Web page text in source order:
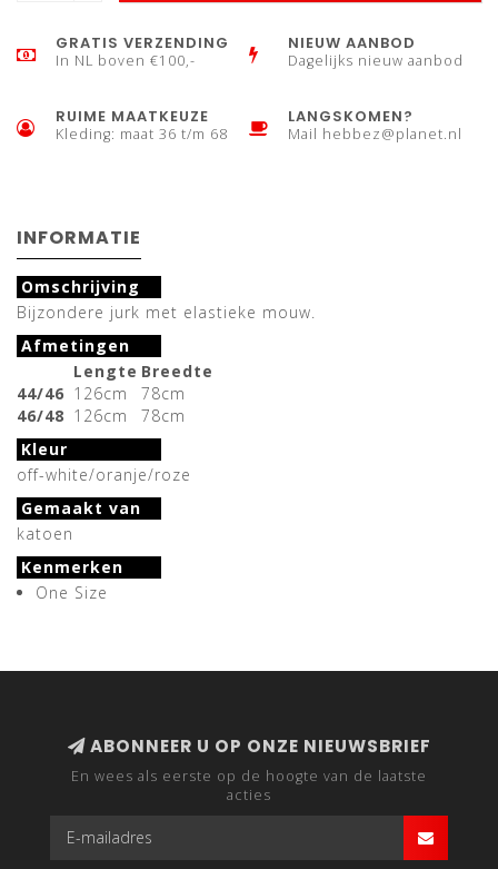
GRATIS VERZENDING
In NL boven €100,-
NIEUW AANBOD
Dagelijks nieuw aanbod
RUIME MAATKEUZE
Kleding: maat 36 t/m 68
LANGSKOMEN?
Mail hebbez@planet.nl
INFORMATIE
Omschrijving
Bijzondere jurk met elastieke mouw.
Afmetingen
Lengte Breedte
44/46 126cm
78cm
46/48 126cm
78cm
Kleur
off-white/oranje/roze
Gemaakt van
katoen
Kenmerken
One Size
ABONNEER U OP ONZE NIEUWSBRIEF
En wees als eerste op de hoogte van de laatste
acties